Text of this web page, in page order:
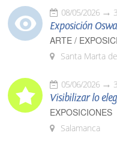
08/05/2026
Exposición
ARTE /
Santa Marta
05/06/2026
Visibilizar lo
EXPOSICIONES
Salamanca